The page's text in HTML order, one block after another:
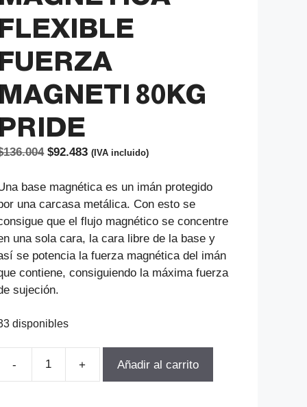
FLEXIBLE
FUERZA
MAGNETI 80KG
PRIDE
136.004 El
original
era:
$136.004.
$92.483El
actual
es:
$92.483.
(IVA incluido)
base magnética es un imán protegido
una carcasa metálica. Con esto se
que el flujo magnético se concentre
una sola cara, la cara libre de la base y
se potencia la fuerza magnética del imán
contiene, consiguiendo la máxima fuerza
sujeción.
disponibles
Añadir al carrito